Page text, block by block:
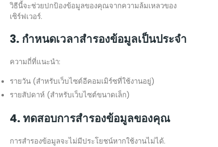
วิธีนี้จะช่วยปกป้องข้อมูลของคุณจากความล้มเหลวของ
เซิร์ฟเวอร์.
3. กำหนดเวลาสำรองข้อมูลเป็นประจำ
ความถี่ที่แนะนำ:
รายวัน (สำหรับเว็บไซต์อีคอมเมิร์ซที่ใช้งานอยู่)
รายสัปดาห์ (สำหรับเว็บไซต์ขนาดเล็ก)
4. ทดสอบการสำรองข้อมูลของคุณ
การสำรองข้อมูลจะไม่มีประโยชน์หากใช้งานไม่ได้.